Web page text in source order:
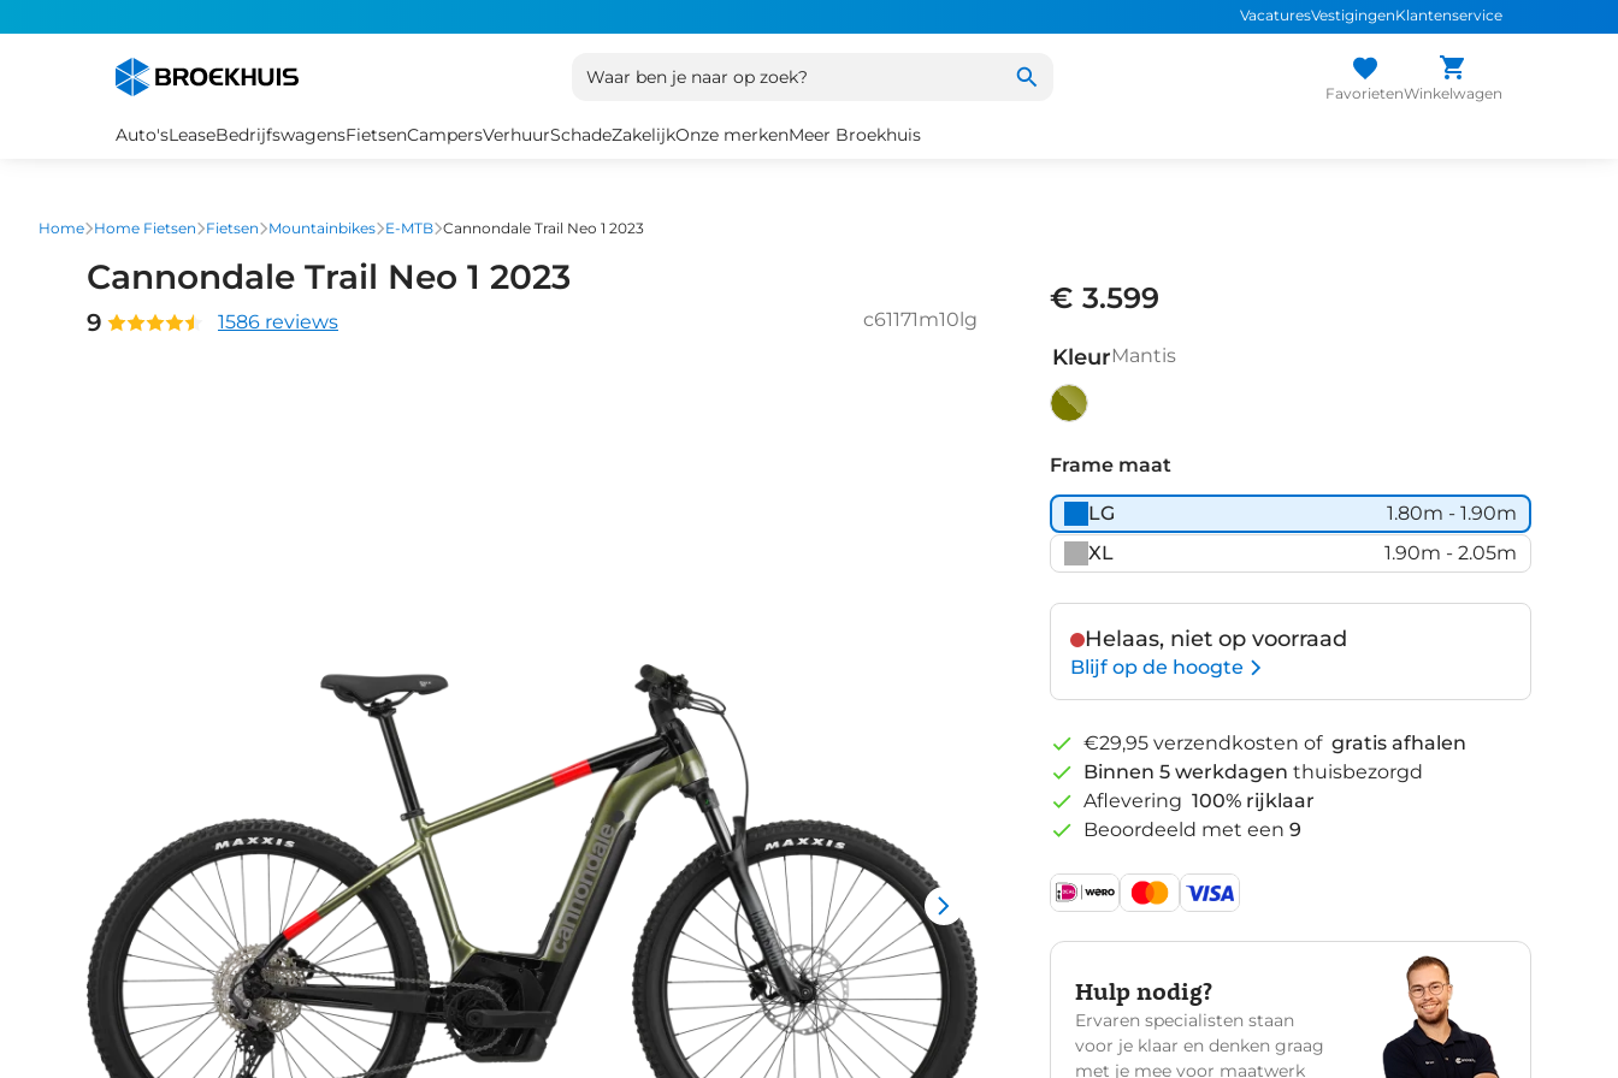
VacaturesVestigingenKlantenservice
Waar ben je naar op zoek?
FavorietenWinkelwagen
Auto'sLeaseBedrijfswagensFietsenCampersVerhuurSchadeZakelijkOnze merkenMeer Broekhuis
Home Home Fietsen Fietsen Mountainbikes E-MTB Cannondale Trail Neo 1 2023
Cannondale Trail Neo 1 2023
9 1586 reviews c61171m10lg
€ 3.599
KleurMantis
Frame maat
LG
1.80m - 1.90m
XL
1.90m - 2.05m
Helaas, niet op voorraad
Blijf op de hoogte
€29,95 verzendkosten of gratis afhalen
Binnen 5 werkdagen thuisbezorgd
Aflevering 100% rijklaar
Beoordeeld met een 9
Hulp nodig?
Ervaren specialisten staan
voor je klaar en denken graag
met je mee voor maatwerk